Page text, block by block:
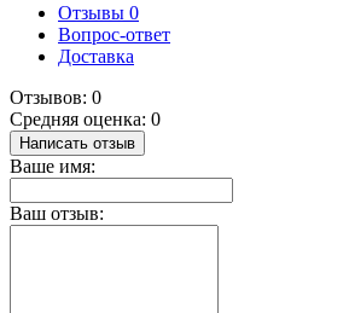
Отзывы 0
Вопрос-ответ
Доставка
Отзывов: 0
Средняя оценка: 0
Написать отзыв
Ваше имя:
Ваш отзыв: